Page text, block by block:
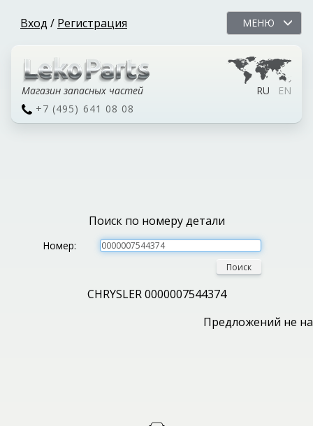
Вход / Регистрация МЕНЮ
Магазин запасных частей RU
EN
+7 (495) 641 08 08
Поиск по номеру детали
Номер:
Поиск
CHRYSLER 0000007544374
Предложений не